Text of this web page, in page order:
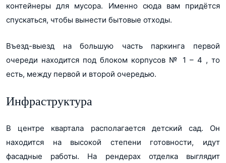
контейнеры для мусора. Именно сюда вам придётся
спускаться, чтобы вынести бытовые отходы.
Въезд-выезд на большую часть паркинга первой
очереди находится под блоком корпусов № 1 – 4 , то
есть, между первой и второй очередью.
Инфраструктура
В центре квартала располагается детский сад. Он
находится на высокой степени готовности, идут
фасадные работы. На рендерах отделка выглядит